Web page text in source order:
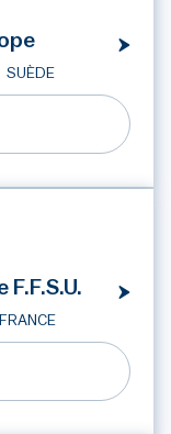
SUÈDE
FRANCE